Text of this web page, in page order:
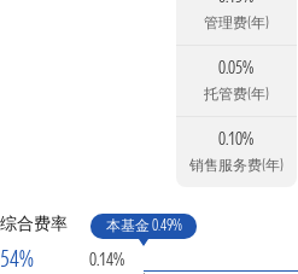
管理费(年)
0.05%
托管费(年)
0.10%
销售服务费(年)
综合费率
54% 0.14%
本基金 0.49%